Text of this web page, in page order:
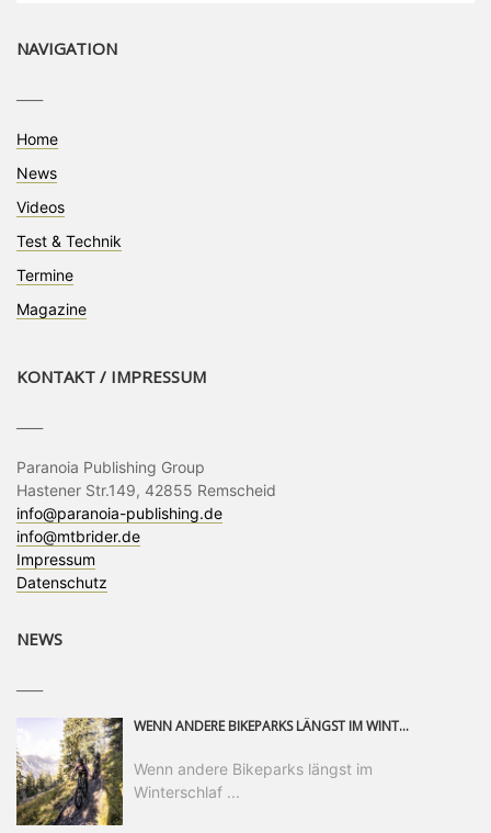
NAVIGATION
Home
News
Videos
Test & Technik
Termine
Magazine
KONTAKT / IMPRESSUM
Paranoia Publishing Group
Hastener Str.149, 42855 Remscheid
info@paranoia-publishing.de
info@mtbrider.de
Impressum
Datenschutz
NEWS
WENN ANDERE BIKEPARKS LÄNGST IM WINTERSCHLAF SIND, IST MAN IN SAALFELDEN LEOGANG IMMER NOCH AM MOUNTAINBIKEN. IST DER HERBST DIE SCHÖNSTE ZEIT DES JAHRES? AUF DEN TRAILS RUND UM SAALFELDEN LEOGANG UND IM EPIC BIKEPARK LEOGANG IST ER DAS AUF JEDEN FALL – UND DIE GEFÜHLT DIE LÄNGSTE NOCH DAZU. NOCH BIS MINDESTENS 8. NOVEMBER STEHT DAS PINZGAUER MOUNTAINBIKE-PARADIES ALLEN RIDERN OFFEN, DIE EINFACH NICHT GENUG KRIEGEN KÖNNEN. DABEI HÄLT DIE GOLDENE JAHRESZEIT IN SAALFELDEN LEOGANG WEIT MEHR ALS LINES, TRAILS UND HERBSTPANORAMEN BEREIT: MIT DEM BIKE FESTIVAL, VERSCHIEDENEN LADIES SHRED EVENTS UND EINEM DIE GESAMTE SAISON ANDAUERNDEN PHOTO CONTEST ZUM 25-JÄHRIGEN BIKEPARK-JUBILÄUM GIBT ES RUND UM ÖSTERREICHS ÄLTESTEN BIKEPARK EINIGES ZU ERLEBEN.
Wenn andere Bikeparks längst im
Winterschlaf ...